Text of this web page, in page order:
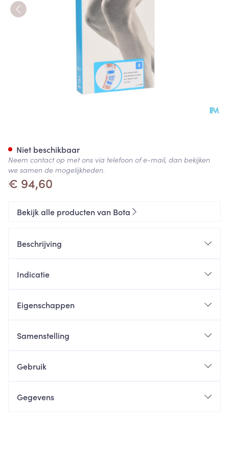
€ 94,60
Niet beschikbaar
Neem contact op met ons via telefoon of e-mail, dan bekijken
we samen de mogelijkheden.
Bekijk alle producten van Bota
Beschrijving
Indicatie
Eigenschappen
Samenstelling
Gebruik
Gegevens